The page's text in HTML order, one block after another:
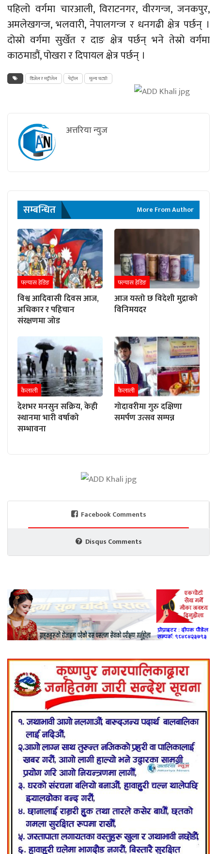
पहिलो वर्गमा चारआली, विराटनगर, वीरगन्ज, जनकपुर,
अमलेखगन्ज, भलवारी, नेपालगन्ज र धनगढी क्षेत्र पर्छन् ।
दोस्रो वर्गमा सुर्खेत र दाङ क्षेत्र पर्छन् भने तेस्रो वर्गमा
काठमाडौं, पोखरा र दिपायल क्षेत्र पर्छन् ।
डिजेल र मट्टीतेल पेट्रोल मूल्य घट्यो
अत्तरिया न्युज
सम्बन्धित More From Author
फ्ल्यास हेडिङ
विश्व आदिवासी दिवस आज,
अधिकार र पहिचान
संरक्षणमा जोड
फ्ल्यास हेडिङ
आज यस्तो छ विदेशी मुद्राको
विनिमयदर
कैलाली
देशभर मनसुन सक्रिय, केही
स्थानमा भारी वर्षाको
सम्भावना
कैलाली
गोदावरीमा गुरु दक्षिणा
समर्पण उत्सव सम्पन्न
Facebook Comments
Disqus Comments